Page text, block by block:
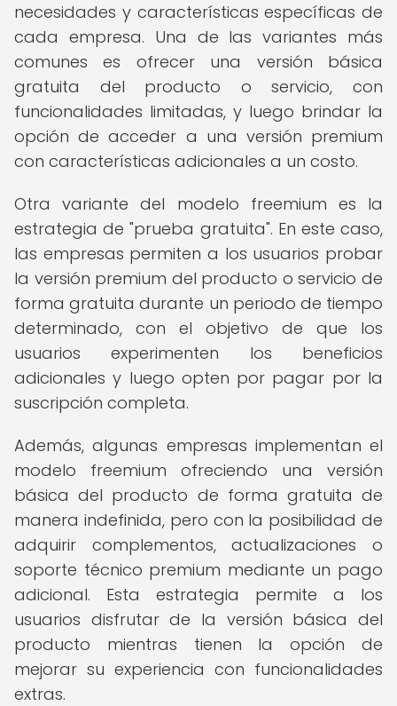
necesidades y características específicas de
cada empresa. Una de las variantes más
comunes es ofrecer una versión básica
gratuita del producto o servicio, con
funcionalidades limitadas, y luego brindar la
opción de acceder a una versión premium
con características adicionales a un costo.
Otra variante del modelo freemium es la
estrategia de "prueba gratuita". En este caso,
las empresas permiten a los usuarios probar
la versión premium del producto o servicio de
forma gratuita durante un periodo de tiempo
determinado, con el objetivo de que los
usuarios experimenten los beneficios
adicionales y luego opten por pagar por la
suscripción completa.
Además, algunas empresas implementan el
modelo freemium ofreciendo una versión
básica del producto de forma gratuita de
manera indefinida, pero con la posibilidad de
adquirir complementos, actualizaciones o
soporte técnico premium mediante un pago
adicional. Esta estrategia permite a los
usuarios disfrutar de la versión básica del
producto mientras tienen la opción de
mejorar su experiencia con funcionalidades
extras.